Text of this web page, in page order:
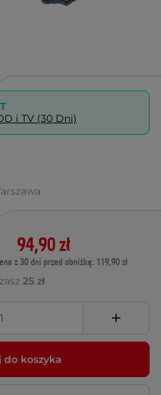
i TV (30 Dni)
94,90 zł
z 30 dni przed obniżką: 119,90 zł
25 zł
do koszyka